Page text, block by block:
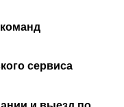
сервиса